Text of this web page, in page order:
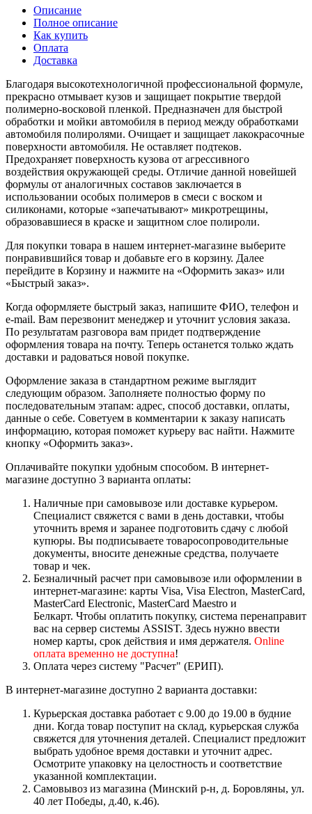
Описание
Полное описание
Как купить
Оплата
Доставка
Благодаря высокотехнологичной профессиональной формуле,
прекрасно отмывает кузов и защищает покрытие твердой
полимерно-восковой пленкой. Предназначен для быстрой
обработки и мойки автомобиля в период между обработками
автомобиля полиролями. Очищает и защищает лакокрасочные
поверхности автомобиля. Не оставляет подтеков.
Предохраняет поверхность кузова от агрессивного
воздействия окружающей среды. Отличие данной новейшей
формулы от аналогичных составов заключается в
использовании особых полимеров в смеси с воском и
силиконами, которые «запечатывают» микротрещины,
образовавшиеся в краске и защитном слое полироли.
Для покупки товара в нашем интернет-магазине выберите
понравившийся товар и добавьте его в корзину. Далее
перейдите в Корзину и нажмите на «Оформить заказ» или
«Быстрый заказ».
Когда оформляете быстрый заказ, напишите ФИО, телефон и
e-mail. Вам перезвонит менеджер и уточнит условия заказа.
По результатам разговора вам придет подтверждение
оформления товара на почту. Теперь останется только ждать
доставки и радоваться новой покупке.
Оформление заказа в стандартном режиме выглядит
следующим образом. Заполняете полностью форму по
последовательным этапам: адрес, способ доставки, оплаты,
данные о себе. Советуем в комментарии к заказу написать
информацию, которая поможет курьеру вас найти. Нажмите
кнопку «Оформить заказ».
Оплачивайте покупки удобным способом. В интернет-
магазине доступно 3 варианта оплаты:
Наличные при самовывозе или доставке курьером.
Специалист свяжется с вами в день доставки, чтобы
уточнить время и заранее подготовить сдачу с любой
купюры. Вы подписываете товаросопроводительные
документы, вносите денежные средства, получаете
товар и чек.
Безналичный расчет при самовывозе или оформлении в
интернет-магазине: карты Visa, Visa Electron, MasterCard,
MasterCard Electronic, MasterCard Maestro и
Белкарт. Чтобы оплатить покупку, система перенаправит
вас на сервер системы ASSIST. Здесь нужно ввести
номер карты, срок действия и имя держателя. Online
оплата временно не доступна!
Оплата через систему "Расчет" (ЕРИП).
В интернет-магазине доступно 2 варианта доставки:
Курьерская доставка работает с 9.00 до 19.00 в будние
дни. Когда товар поступит на склад, курьерская служба
свяжется для уточнения деталей. Специалист предложит
выбрать удобное время доставки и уточнит адрес.
Осмотрите упаковку на целостность и соответствие
указанной комплектации.
Самовывоз из магазина (Минский р-н, д. Боровляны, ул.
40 лет Победы, д.40, к.46).